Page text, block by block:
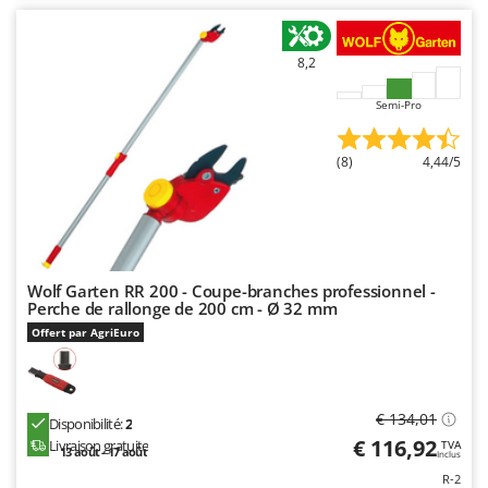
Michelin
Mille
Minox
Mockmill
More than chef
MOSA
MOVA
MTD
8,2
Semi-Pro
(8) 4,44/5
Wolf Garten RR 200 - Coupe-branches professionnel -
Perche de rallonge de 200 cm - Ø 32 mm
Offert par AgriEuro
Disponibilité:2
Livraison gratuite
13 août - 17 août
€ 134,01
€ 116,92 TVA
Inclus
R-2